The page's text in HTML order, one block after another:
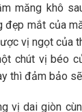
măng khô
đẹp mắt của
vị ngọt của
chút vị béo
thì đảm bảo
vị dai giòn